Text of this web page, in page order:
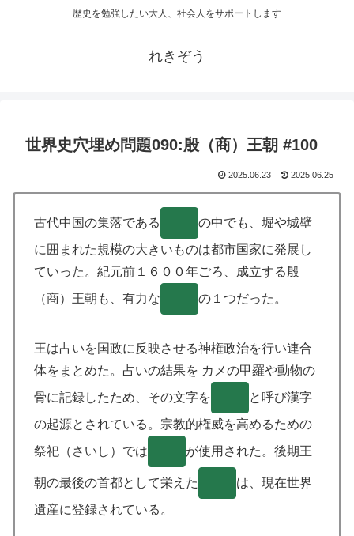
歴史を勉強したい大人、社会人をサポートします
れきぞう
世界史穴埋め問題090:殷（商）王朝 #100
2025.06.23 2025.06.25
古代中国の集落である
の中でも、堀や城壁
に囲まれた規模の大きいものは都市国家に発展し
ていった。紀元前１６００年ごろ、成立する殷
（商）王朝も、有力な
の１つだった。
王は占いを国政に反映させる神権政治を行い連合
体をまとめた。占いの結果を カメの甲羅や動物の
骨に記録したため、その文字を
と呼び漢字
の起源とされている。宗教的権威を高めるための
祭祀（さいし）では
が使用された。後期王
朝の最後の首都として栄えた
は、現在世界
遺産に登録されている。